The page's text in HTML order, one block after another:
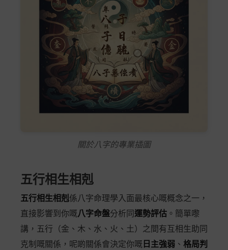
關於八字的專業插圖
五行相生相剋
五行相生相剋係八字命理學入面最核心嘅概念之一，
直接影響到你嘅八字命盤分析同 運勢評估 。簡單嚟
講，五行（金、木、水、火、土）之間有互相生助同
克制嘅關係，呢啲關係會決定你嘅 日主強弱 、 格局判